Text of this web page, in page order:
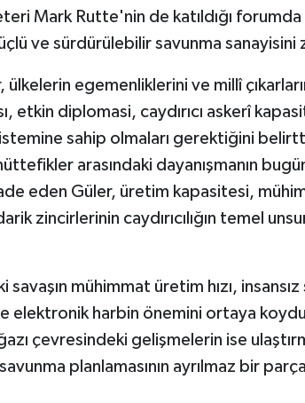
Mark Rutte'nin de katıldığı
ve sürdürülebilir savunma sanayisini
ülkelerin egemenliklerini ve millî
etkin diplomasi, caydırıcı askerî
sahip olmaları gerektiğini
arasındaki dayanışmanın
eden Güler, üretim kapasitesi,
zincirlerinin caydırıcılığın temel
savaşın mühimmat üretim hızı,
elektronik harbin önemini ortaya
çevresindeki gelişmelerin ise
planlamasının ayrılmaz bir